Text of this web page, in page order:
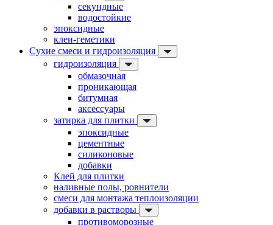
секундные
водостойкие
эпоксидные
клеи-геметики
Сухие смеси и гидроизоляция
гидроизоляция
обмазочная
проникающая
битумная
аксессуары
затирка для плитки
эпоксидные
цементные
силиконовые
добавки
Клей для плитки
наливные полы, ровнители
смеси для монтажа теплоизоляции
добавки в растворы
противоморозные